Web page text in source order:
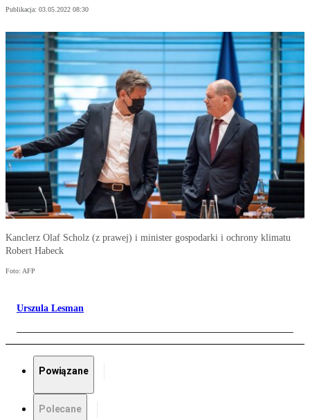
Publikacja: 03.05.2022 08:30
Kanclerz Olaf Scholz (z prawej) i minister gospodarki i ochrony klimatu
Robert Habeck
Foto: AFP
Urszula Lesman
Powiązane
Polecane